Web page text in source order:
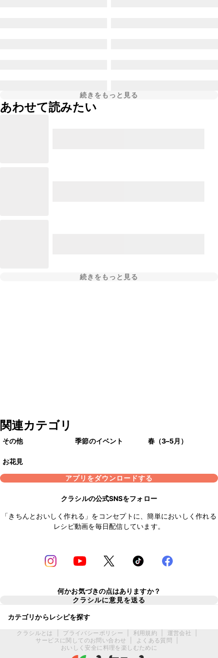
続きをもっと見る
あわせて読みたい
続きをもっと見る
関連カテゴリ
その他 季節のイベント 春（3–5月）
お花見
アプリをダウンロードする
クラシルの公式SNSをフォロー
「きちんとおいしく作れる」をコンセプトに、簡単においしく作れる
レシピ動画を毎日配信しています。
何かお気づきの点はありますか？
クラシルに意見を送る
カテゴリからレシピを探す
クラシルとは プライバシーポリシー 利用規約 運営会社
サービスに関してのお問い合わせ
よくある質問
おいしく安全に料理を楽しむために